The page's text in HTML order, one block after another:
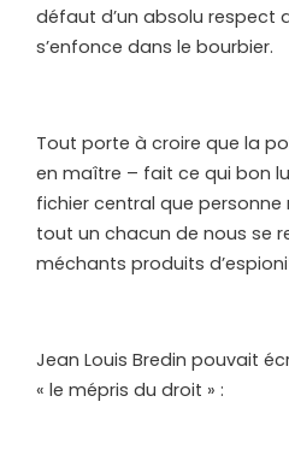
défaut d’un absolu respect
s’enfonce dans le bourbier.
Tout porte à croire que la
en maître – fait ce qui bon
fichier central que
tout un chacun de nous se
méchants produits
Jean Louis Bredin pouvait
« le mépris du droit » :